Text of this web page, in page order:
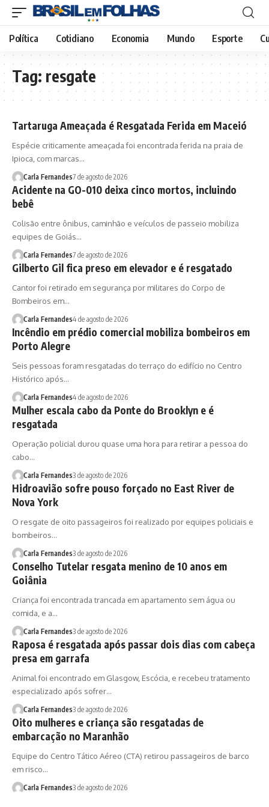
Política Cotidiano Economia Mundo Esporte
Tag: resgate
Tartaruga Ameaçada é Resgatada Ferida em Maceió
Espécie criticamente ameaçada foi encontrada ferida na praia de
Ipioca, com marcas…
Carla Fernandes7 de agosto de 2026
Acidente na GO-010 deixa cinco mortos, incluindo
bebê
Colisão entre ônibus, caminhão e veículos de passeio mobiliza
equipes de Goiás…
Carla Fernandes7 de agosto de 2026
Gilberto Gil fica preso em elevador e é resgatado
Cantor foi retirado em segurança por militares do Corpo de
Bombeiros em…
Carla Fernandes4 de agosto de 2026
Incêndio em prédio comercial mobiliza bombeiros em
Porto Alegre
Seis pessoas foram resgatadas do terraço do edifício no Centro
Histórico após…
Carla Fernandes4 de agosto de 2026
Mulher escala cabo da Ponte do Brooklyn e é
resgatada
Operação policial durou quase uma hora para retirar a pessoa do
cabo…
Carla Fernandes3 de agosto de 2026
Hidroavião sofre pouso forçado no East River de
Nova York
O resgate de oito passageiros foi realizado por equipes policiais e
bombeiros…
Carla Fernandes3 de agosto de 2026
Conselho Tutelar resgata menino de 10 anos em
Goiânia
Criança foi encontrada trancada em apartamento sem água ou
comida, e a…
Carla Fernandes3 de agosto de 2026
Raposa é resgatada após passar dois dias com cabeça
presa em garrafa
Animal foi encontrado em Glasgow, Escócia, e recebeu tratamento
especializado após sofrer…
Carla Fernandes3 de agosto de 2026
Oito mulheres e criança são resgatadas de
embarcação no Maranhão
Equipe do Centro Tático Aéreo (CTA) retirou passageiros de barco
em risco…
Carla Fernandes3 de agosto de 2026